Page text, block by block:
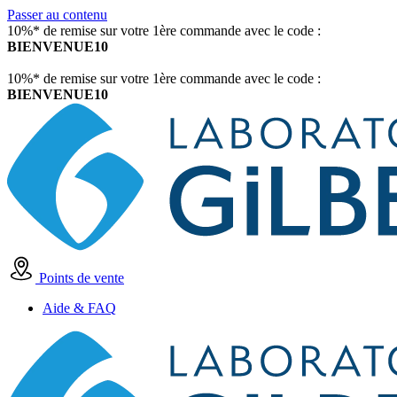
Passer au contenu
10%* de remise sur votre 1ère commande avec le code :
BIENVENUE10
10%* de remise sur votre 1ère commande avec le code :
BIENVENUE10
Points de vente
Aide & FAQ